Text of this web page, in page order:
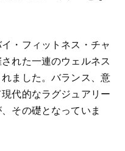
・フィットネス・チャ
れた一連のウェルネス
ました。バランス、意
代的なラグジュアリー
その礎となっていま